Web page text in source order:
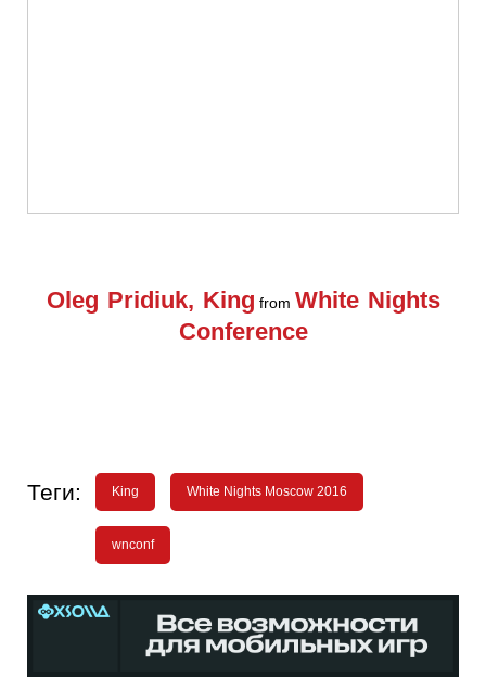
Oleg Pridiuk, King from White Nights
Conference
Теги: King White Nights Moscow 2016
wnconf